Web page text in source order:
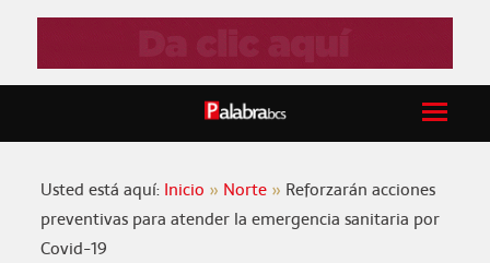
Usted está aquí: Inicio Norte
Reforzarán acciones
preventivas para atender la emergencia sanitaria por
Covid-19